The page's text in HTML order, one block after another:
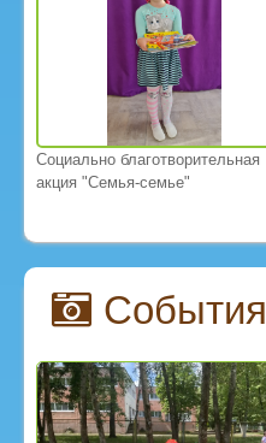
Социально благотворительная
акция "Семья-семье"
События